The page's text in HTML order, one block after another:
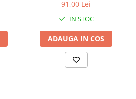
91,00 Lei
IN STOC
ADAUGA IN COS